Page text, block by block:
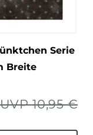
Serie
Breite
UVP 10,95 €